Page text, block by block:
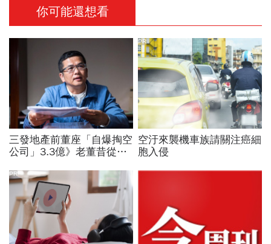
你可能還想看
三發地產前董座「自爆掏空
公司」3.3億》老董昔從精
帳 這家獲利創6年新高的
公司怎麼了？
空汙來襲機車族請關注癌細
胞入侵
PR
PR